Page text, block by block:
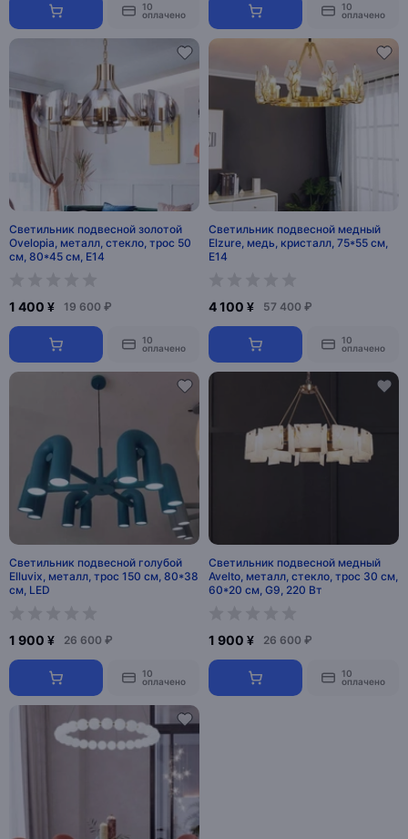
10
оплачено
10
оплачено
Светильник подвесной золотой
Ovelopia, металл, стекло, трос 50
см, 80*45 см, Е14
1 400 ¥ 19 600 ₽
10
оплачено
Светильник подвесной медный
Elzure, медь, кристалл, 75*55 см,
Е14
4 100 ¥ 57 400 ₽
10
оплачено
Светильник подвесной голубой
Elluvix, металл, трос 150 см, 80*38
см, LED
1 900 ¥ 26 600 ₽
10
оплачено
Светильник подвесной медный
Avelto, металл, стекло, трос 30 см,
60*20 см, G9, 220 Вт
1 900 ¥ 26 600 ₽
10
оплачено